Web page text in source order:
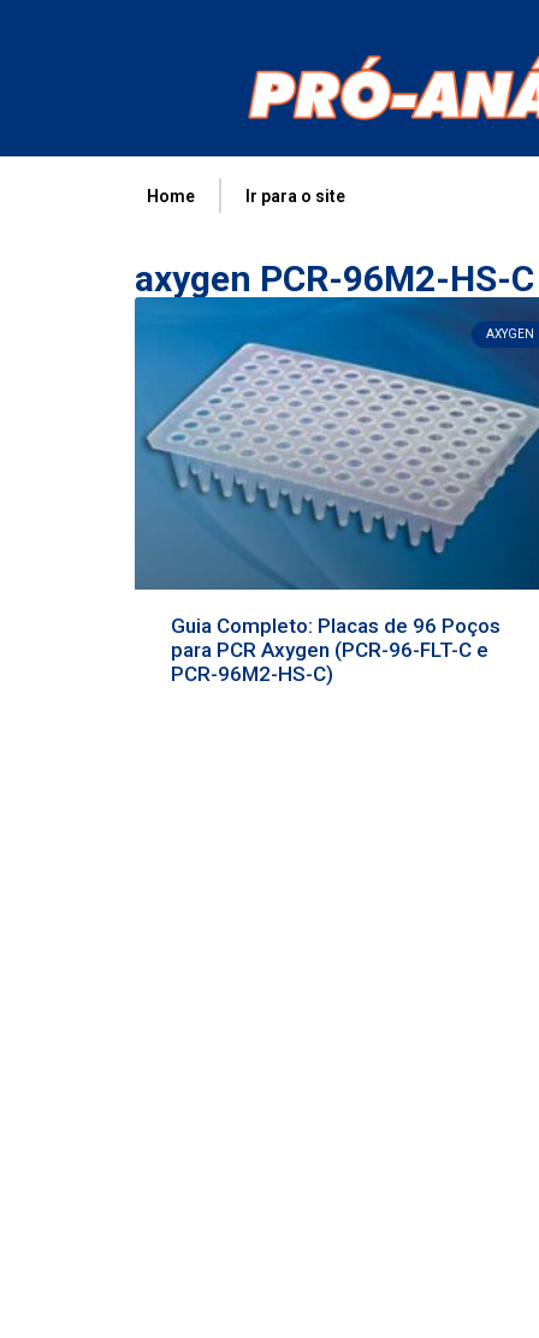
Home Ir para o site
axygen PCR-96M2-HS-C
AXYGEN
Guia Completo: Placas de 96 Poços
para PCR Axygen (PCR-96-FLT-C e
PCR-96M2-HS-C)